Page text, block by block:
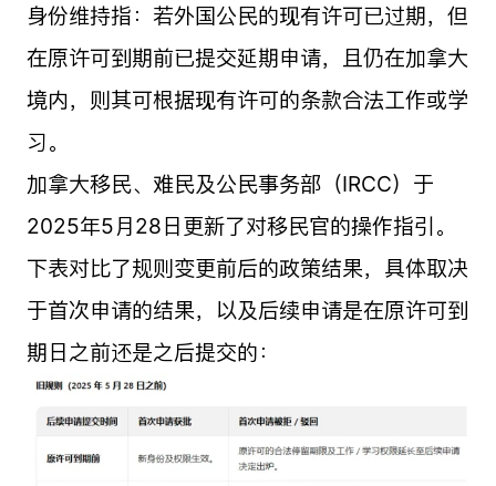
身份维持指：若外国公民的现有许可已过期，但
在原许可到期前已提交延期申请，且仍在加拿大
境内，则其可根据现有许可的条款合法工作或学
习。
加拿大移民、难民及公民事务部（IRCC）于
2025年5月28日更新了对移民官的操作指引。
下表对比了规则变更前后的政策结果，具体取决
于首次申请的结果，以及后续申请是在原许可到
期日之前还是之后提交的：